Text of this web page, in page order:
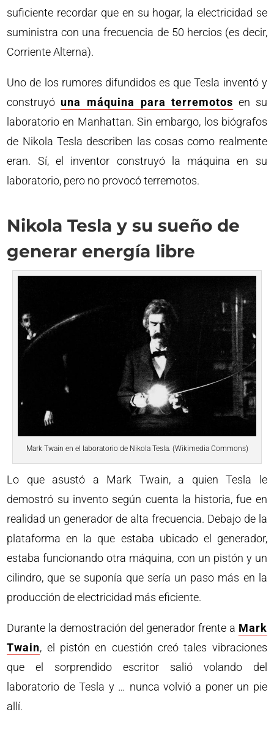
suficiente recordar que en su hogar, la electricidad se
suministra con una frecuencia de 50 hercios (es decir,
Corriente Alterna).
Uno de los rumores difundidos es que Tesla inventó y
construyó una máquina para terremotos en su
laboratorio en Manhattan. Sin embargo, los biógrafos
de Nikola Tesla describen las cosas como realmente
eran. Sí, el inventor construyó la máquina en su
laboratorio, pero no provocó terremotos.
Nikola Tesla y su sueño de
generar energía libre
Mark Twain en el laboratorio de Nikola Tesla. (Wikimedia Commons)
Lo que asustó a Mark Twain, a quien Tesla le
demostró su invento según cuenta la historia, fue en
realidad un generador de alta frecuencia. Debajo de la
plataforma en la que estaba ubicado el generador,
estaba funcionando otra máquina, con un pistón y un
cilindro, que se suponía que sería un paso más en la
producción de electricidad más eficiente.
Durante la demostración del generador frente a Mark
Twain, el pistón en cuestión creó tales vibraciones
que el sorprendido escritor salió volando del
laboratorio de Tesla y … nunca volvió a poner un pie
allí.